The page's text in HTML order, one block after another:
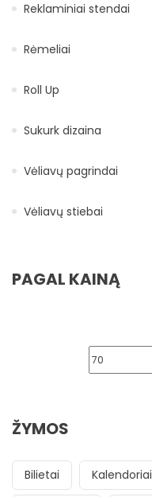
Reklaminiai stendai
Rėmeliai
Roll Up
Sukurk dizaina
Vėliavų pagrindai
Vėliavų stiebai
PAGAL KAINĄ
ŽYMOS
Bilietai Kalendoriai